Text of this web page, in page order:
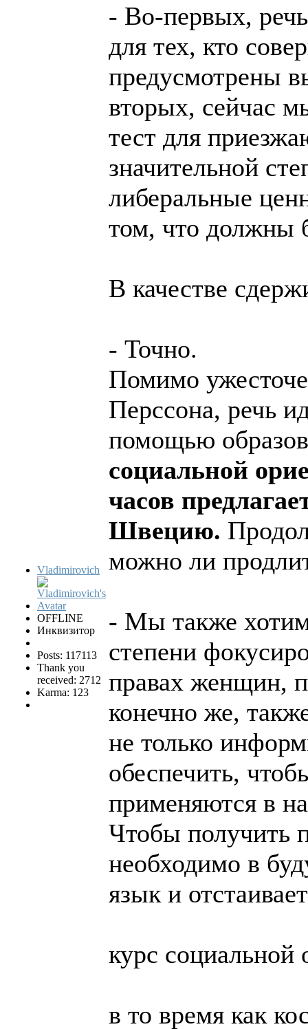
Vladimirovich
OFFLINE
Инквизитор
Posts: 117113
Thank you
received: 2712
Karma: 123
- Во-первых,
для тех, кто
предусмотрены
вторых, сейчас
тест для
значительной
либеральные
том, что должны
В качестве
- Точно.
Помимо
Перссона, речь
помощью
социальной
часов
Швецию.
можно ли
- Мы также
степени
правах женщин,
конечно же,
не только
обеспечить,
применяются в
Чтобы получить
необходимо в
язык и
курс социальной
в то время как